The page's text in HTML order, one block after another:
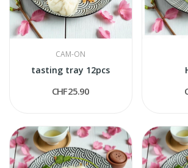
CAM-ON
tasting tray 12pcs
CHF25.90